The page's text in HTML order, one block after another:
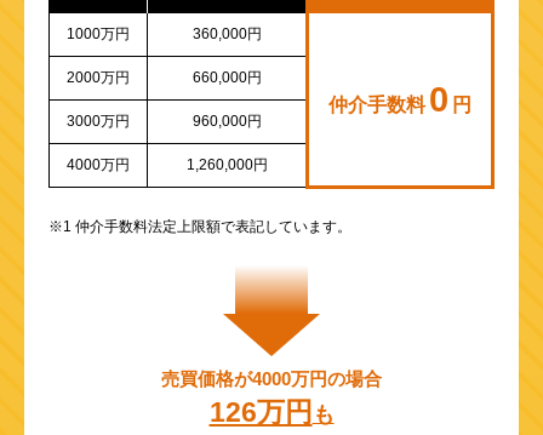
1000万円 360,000円
仲介手数料 0 円
2000万円 660,000円
3000万円 960,000円
4000万円 1,260,000円
※1 仲介手数料法定上限額で表記しています。
売買価格が4000万円の場合
126万円 も